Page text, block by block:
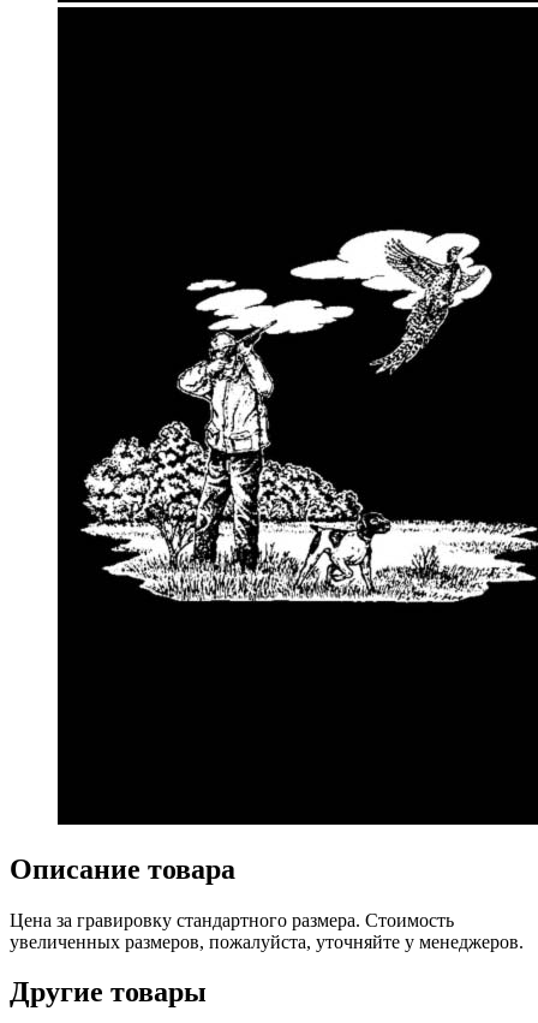
Описание товара
Цена за гравировку стандартного размера. Стоимость
увеличенных размеров, пожалуйста, уточняйте у менеджеров.
Другие товары